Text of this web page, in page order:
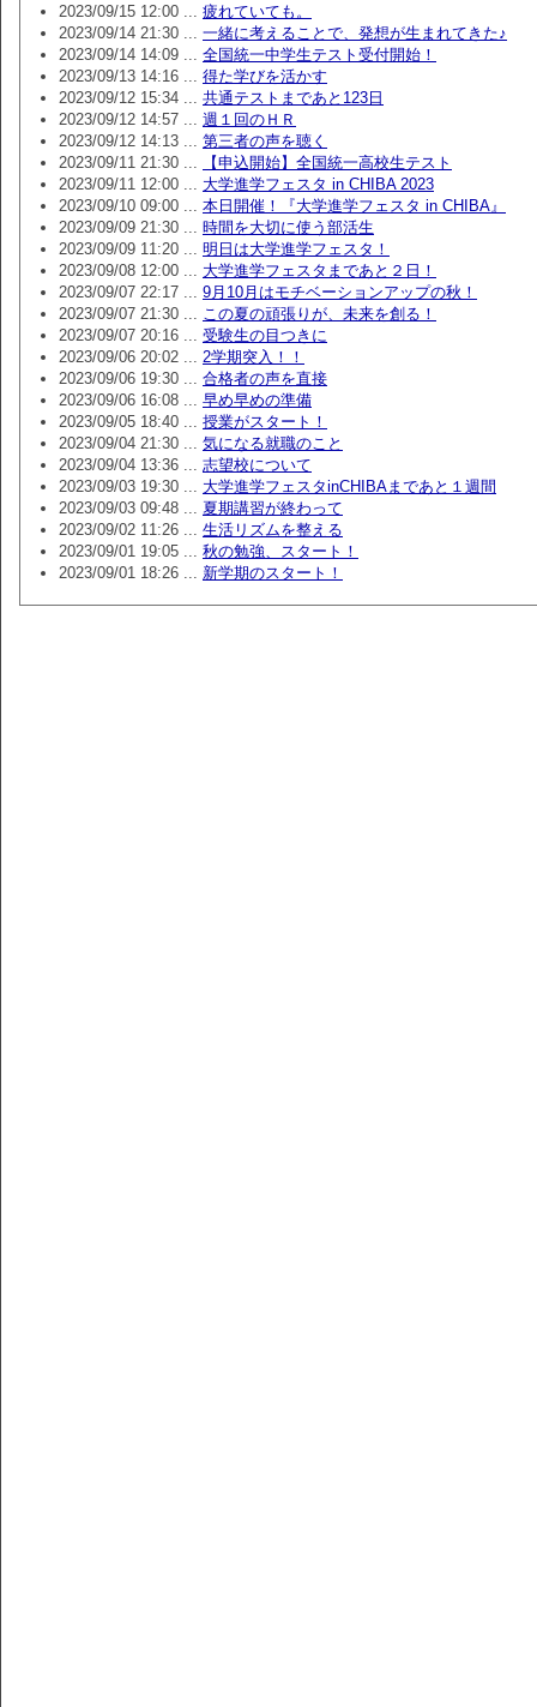
2023/09/15 12:00 ... 疲れていても。
2023/09/14 21:30 ... 一緒に考えることで、発想が生まれてきた♪
2023/09/14 14:09 ... 全国統一中学生テスト受付開始！
2023/09/13 14:16 ... 得た学びを活かす
2023/09/12 15:34 ... 共通テストまであと123日
2023/09/12 14:57 ... 週１回のＨＲ
2023/09/12 14:13 ... 第三者の声を聴く
2023/09/11 21:30 ...
【申込開始】全国統一高校生テスト
2023/09/11 12:00 ... 大学進学フェスタ in CHIBA 2023
2023/09/10 09:00 ... 本日開催！『大学進学フェスタ in CHIBA』
2023/09/09 21:30 ... 時間を大切に使う部活生
2023/09/09 11:20 ... 明日は大学進学フェスタ！
2023/09/08 12:00 ... 大学進学フェスタまであと２日！
2023/09/07 22:17 ... 9月10月はモチベーションアップの秋！
2023/09/07 21:30 ... この夏の頑張りが、未来を創る！
2023/09/07 20:16 ... 受験生の目つきに
2023/09/06 20:02 ... 2学期突入！！
2023/09/06 19:30 ... 合格者の声を直接
2023/09/06 16:08 ... 早め早めの準備
2023/09/05 18:40 ... 授業がスタート！
2023/09/04 21:30 ... 気になる就職のこと
2023/09/04 13:36 ... 志望校について
2023/09/03 19:30 ... 大学進学フェスタinCHIBAまであと１週間
2023/09/03 09:48 ... 夏期講習が終わって
2023/09/02 11:26 ... 生活リズムを整える
2023/09/01 19:05 ... 秋の勉強、スタート！
2023/09/01 18:26 ... 新学期のスタート！